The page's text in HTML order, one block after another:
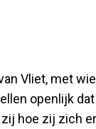
Vliet, met
openlijk
hoe zij zich